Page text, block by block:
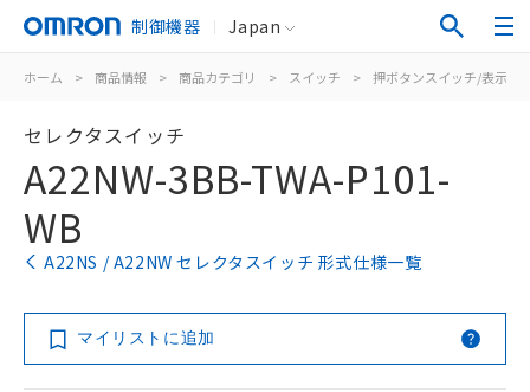
制御機器 Japan
ホーム > 商品情報 > 商品カテゴリ > スイッチ > 押ボタンスイッチ/表示灯
セレクタスイッチ
A22NW-3BB-TWA-P101-
WB
A22NS / A22NW セレクタスイッチ 形式仕様一覧
マイリストに追加